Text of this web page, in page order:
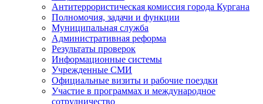
Антитеррористическая комиссия города Кургана
Полномочия, задачи и функции
Муниципальная служба
Административная реформа
Результаты проверок
Информационные системы
Учрежденные СМИ
Официальные визиты и рабочие поездки
Участие в программах и международное
сотрудничество